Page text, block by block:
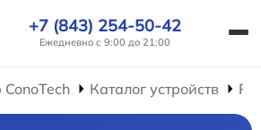
+7 (843) 254-50-42
Ежедневно с 9:00 до 21:00
Каталог устройств